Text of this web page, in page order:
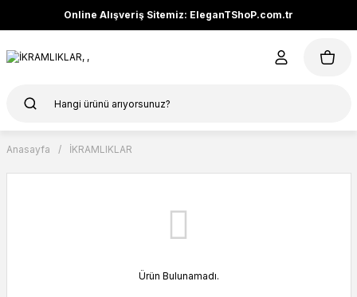
Online Alışveriş Sitemiz: EleganTShoP.com.tr
Anasayfa İKRAMLIKLAR
Ürün Bulunamadı.